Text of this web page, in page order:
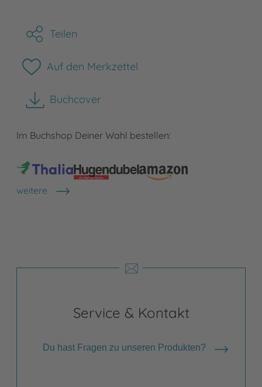
Teilen
Auf den Merkzettel
Buchcover
herunterladen
Im Buchshop Deiner Wahl bestellen:
weitere
Shops anzeigen
Service & Kontakt
Du hast Fragen zu unseren Produkten?